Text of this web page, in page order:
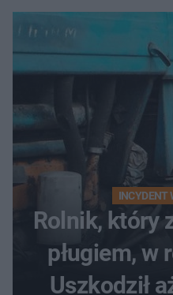
INCYDENT
Rolnik, który
pługiem, w
Uszkodził